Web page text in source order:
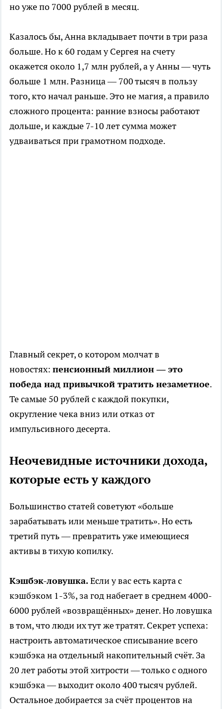
но уже по 7000 рублей в месяц.
Казалось бы, Анна вкладывает почти в три раза
больше. Но к 60 годам у Сергея на счету
окажется около 1,7 млн рублей, а у Анны — чуть
больше 1 млн. Разница — 700 тысяч в пользу
того, кто начал раньше. Это не магия, а правило
сложного процента: ранние взносы работают
дольше, и каждые 7-10 лет сумма может
удваиваться при грамотном подходе.
Главный секрет, о котором молчат в
новостях: пенсионный миллион — это
победа над привычкой тратить незаметное.
Те самые 50 рублей с каждой покупки,
округление чека вниз или отказ от
импульсивного десерта.
Неочевидные источники дохода,
которые есть у каждого
Большинство статей советуют «больше
зарабатывать или меньше тратить». Но есть
третий путь — превратить уже имеющиеся
активы в тихую копилку.
Кэшбэк-ловушка.Если у вас есть карта с
кэшбэком 1-3%, за год набегает в среднем 4000-
6000 рублей «возвращённых» денег. Но ловушка
в том, что люди их тут же тратят. Секрет успеха:
настроить автоматическое списывание всего
кэшбэка на отдельный накопительный счёт. За
20 лет работы этой хитрости — только с одного
кэшбэка — выходит около 400 тысяч рублей.
Остальное добирается за счёт процентов на